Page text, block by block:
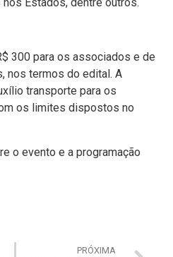
Estados, dentre outros.
300 para os associados e de
nos termos do edital. A
transporte para os
os limites dispostos no
o evento e a programação
PRÓXIMA